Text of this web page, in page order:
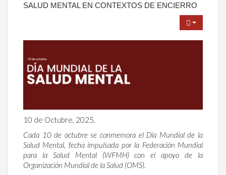
SALUD MENTAL EN CONTEXTOS DE ENCIERRO
10 de Octubre, 2025.
Cada 10 de octubre se conmemora el Día Mundial de la
Salud Mental, fecha impulsada por la Federación Mundial
para la Salud Mental (WFMH) con el apoyo de la
Organización Mundial de la Salud (OMS).